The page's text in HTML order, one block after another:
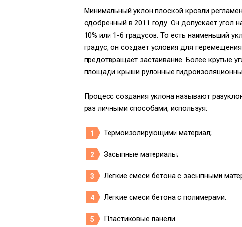
Минимальный уклон плоской кровли
одобренный в 2011 году. Он допускает угол
10% или 1-6 градусов. То есть наименьший
градус, он создает условия для
предотвращает застаивание. Более крутые
площади крыши рулонные
Процесс создания уклона называют
раз личными способами, используя:
Термоизолирующими материал;
Засыпные материалы;
Легкие смеси бетона с засыпными
Легкие смеси бетона с полимерами.
Пластиковые панели